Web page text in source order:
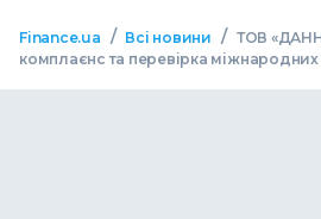
Finance.ua / Всі новини / ТОВ
комплаєнс та перевірка міжнародних